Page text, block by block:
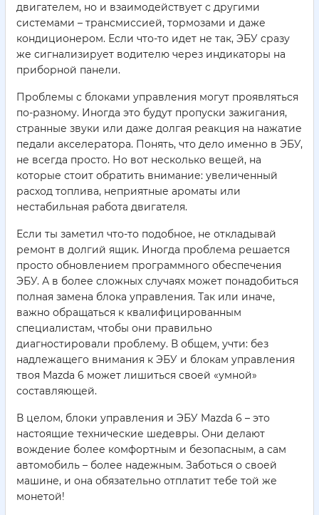
двигателем, но и взаимодействует с другими
системами – трансмиссией, тормозами и даже
кондиционером. Если что-то идет не так, ЭБУ сразу
же сигнализирует водителю через индикаторы на
приборной панели.
Проблемы с блоками управления могут проявляться
по-разному. Иногда это будут пропуски зажигания,
странные звуки или даже долгая реакция на нажатие
педали акселератора. Понять, что дело именно в ЭБУ,
не всегда просто. Но вот несколько вещей, на
которые стоит обратить внимание: увеличенный
расход топлива, неприятные ароматы или
нестабильная работа двигателя.
Если ты заметил что-то подобное, не откладывай
ремонт в долгий ящик. Иногда проблема решается
просто обновлением программного обеспечения
ЭБУ. А в более сложных случаях может понадобиться
полная замена блока управления. Так или иначе,
важно обращаться к квалифицированным
специалистам, чтобы они правильно
диагностировали проблему. В общем, учти: без
надлежащего внимания к ЭБУ и блокам управления
твоя Mazda 6 может лишиться своей «умной»
составляющей.
В целом, блоки управления и ЭБУ Mazda 6 – это
настоящие технические шедевры. Они делают
вождение более комфортным и безопасным, а сам
автомобиль – более надежным. Заботься о своей
машине, и она обязательно отплатит тебе той же
монетой!